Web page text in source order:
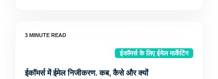
ईकॉमर्स के लिए ईमेल मार्केटिंग
ईकॉमर्स में ईमेल निजीकरण. कब, कैसे और क्यों